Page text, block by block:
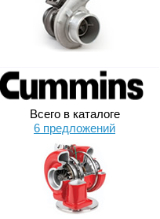
Всего в каталоге
6 предложений